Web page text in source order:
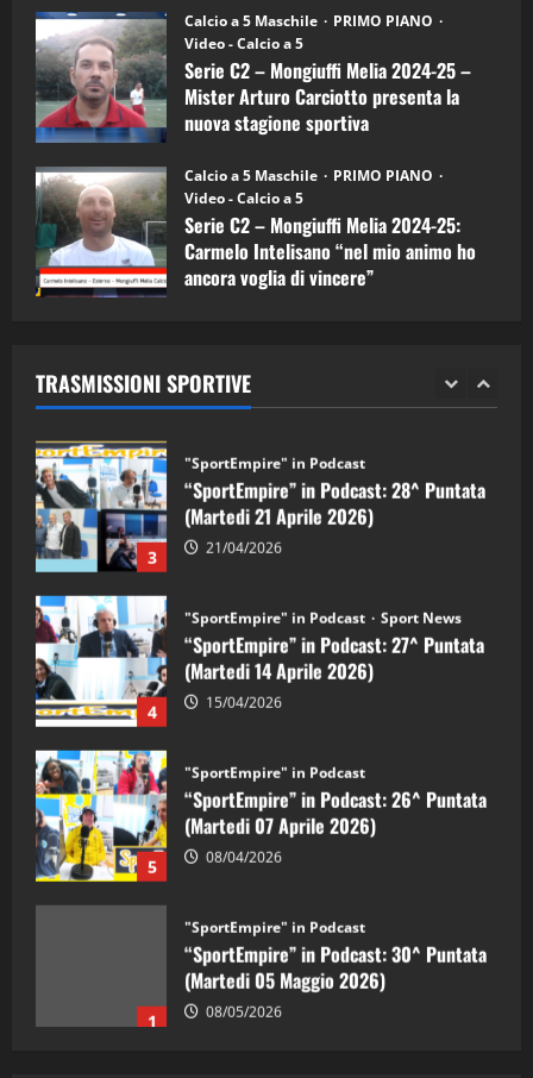
Calcio a 5 Maschile
PRIMO PIANO
Video - Calcio a 5
Serie C2 – Mongiuffi Melia 2024-25 –
Mister Arturo Carciotto presenta la
nuova stagione sportiva
Calcio a 5 Maschile
PRIMO PIANO
Video - Calcio a 5
Serie C2 – Mongiuffi Melia 2024-25:
Carmelo Intelisano “nel mio animo ho
ancora voglia di vincere”
TRASMISSIONI SPORTIVE
5
“SportEmpire” in Podcast: 26^ Puntata
(Martedi 07 Aprile 2026)
08/04/2026
1
“SportEmpire” in Podcast: 30^ Puntata
(Martedi 05 Maggio 2026)
08/05/2026
2 28/04/2026
3
"SportEmpire" in Podcast
“SportEmpire” in Podcast: 28^ Puntata
(Martedi 21 Aprile 2026)
21/04/2026
4
"SportEmpire" in Podcast Sport News
“SportEmpire” in Podcast: 27^ Puntata
(Martedi 14 Aprile 2026)
15/04/2026
5
"SportEmpire" in Podcast
“SportEmpire” in Podcast: 26^ Puntata
(Martedi 07 Aprile 2026)
08/04/2026
1
"SportEmpire" in Podcast
“SportEmpire” in Podcast: 30^ Puntata
(Martedi 05 Maggio 2026)
08/05/2026